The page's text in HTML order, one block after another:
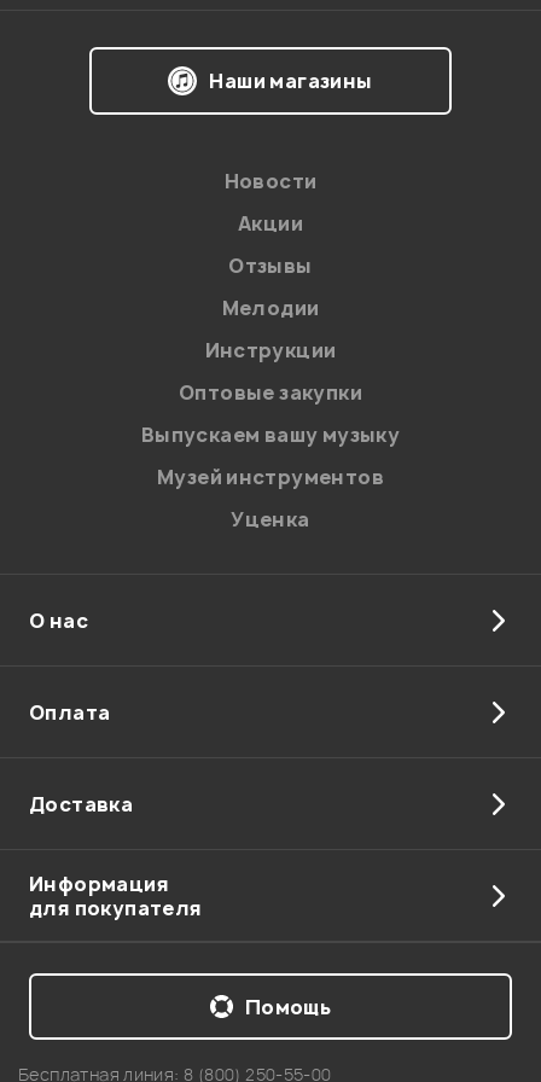
на обработку персональных данных в
Политикой в отношении обработки
персональных данных.
Введите проверочное число:
Отправить
Наши магазины
Новости
Акции
Отзывы
Мелодии
Инструкции
Оптовые закупки
Выпускаем вашу музыку
Музей инструментов
Уценка
О нас
Оплата
Доставка
Информация
для покупателя
Бесплатная линия: 8 (800) 250-55-00
Помощь